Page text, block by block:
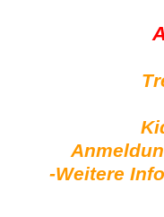
-Weitere